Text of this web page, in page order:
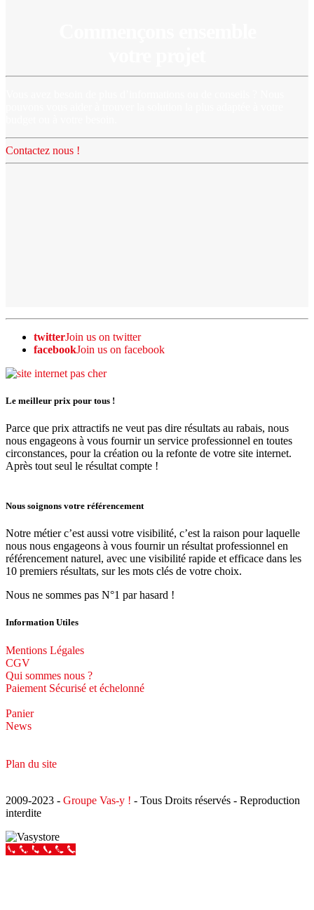
Contactez nous !
twitterJoin us on twitter
facebookJoin us on facebook
Le meilleur prix pour tous !
Parce que prix attractifs ne veut pas dire résultats au rabais, nous
nous engageons à vous fournir un service professionnel en toutes
circonstances, pour la création ou la refonte de votre site internet.
Après tout seul le résultat compte !
Nous soignons votre référencement
Notre métier c’est aussi votre visibilité, c’est la raison pour laquelle
nous nous engageons à vous fournir un résultat professionnel en
référencement naturel, avec une visibilité rapide et efficace dans les
10 premiers résultats, sur les mots clés de votre choix.
Nous ne sommes pas N°1 par hasard !
Information Utiles
Mentions Légales
CGV
Qui sommes nous ?
Paiement Sécurisé et échelonné
Panier
News
Plan du site
2009-2023 - Groupe Vas-y ! - Tous Droits réservés - Reproduction
interdite
Appeler Vas-y !